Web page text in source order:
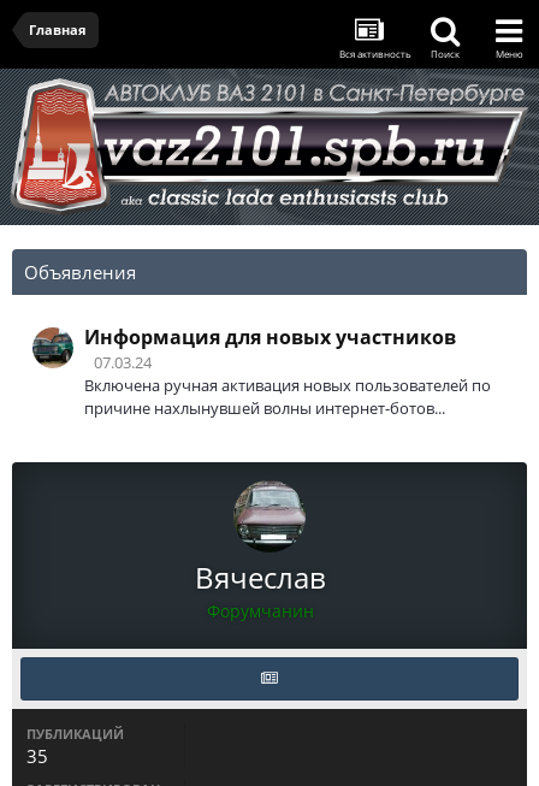
Главная
Вся активность Поиск Меню
Объявления
Информация для новых участников
07.03.24
Включена ручная активация новых пользователей по
причине нахлынувшей волны интернет-ботов...
Вячеслав
Форумчанин
ПУБЛИКАЦИЙ
35